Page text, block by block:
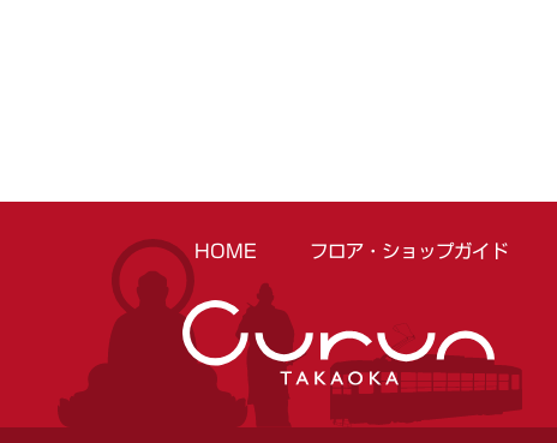
HOME フロア・ショップガイド